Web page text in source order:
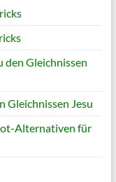
den Gleichnissen
Gleichnissen Jesu
Alternativen für